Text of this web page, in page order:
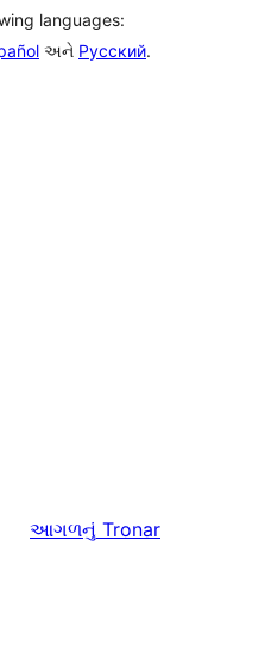
languages:
અને Русский.
આગળનું Tronar